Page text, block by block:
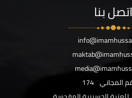
اتصل بنا
المجاني 174